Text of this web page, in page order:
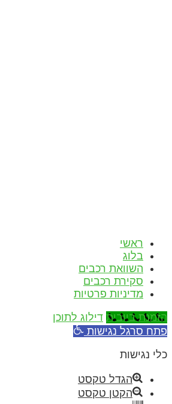
ראשי
בלוג
השוואת רכבים
סקירת רכבים
מדיניות פרטיות
הזמנת ביובית דילוג לתוכן
פתח סרגל נגישות
כלי נגישות
הגדל טקסט
הקטן טקסט